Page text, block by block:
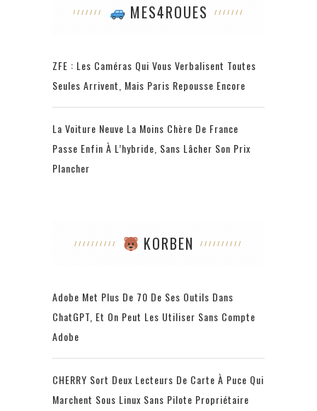
MES4ROUES
ZFE : Les Caméras Qui Vous Verbalisent Toutes
Seules Arrivent, Mais Paris Repousse Encore
La Voiture Neuve La Moins Chère De France
Passe Enfin À L’hybride, Sans Lâcher Son Prix
Plancher
KORBEN
Adobe Met Plus De 70 De Ses Outils Dans
ChatGPT, Et On Peut Les Utiliser Sans Compte
Adobe
CHERRY Sort Deux Lecteurs De Carte À Puce Qui
Marchent Sous Linux Sans Pilote Propriétaire